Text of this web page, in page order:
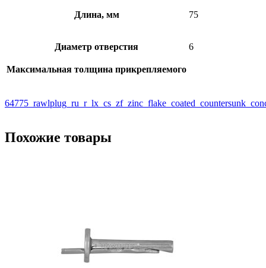
Длина, мм 75
Диаметр отверстия 6
Максимальная толщина прикрепляемого
Похожие товары